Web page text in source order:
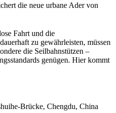
die neue urbane Ader von
Fahrt und die
zu gewährleisten, müssen
die Seilbahnstützen –
genügen. Hier kommt
Brücke, Chengdu, China